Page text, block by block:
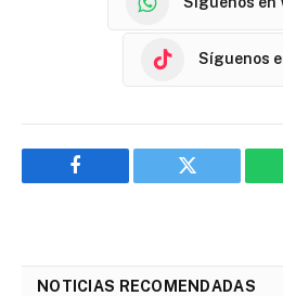
Síguenos
Facebook Twitter
NOTICIAS RECOMENDADAS